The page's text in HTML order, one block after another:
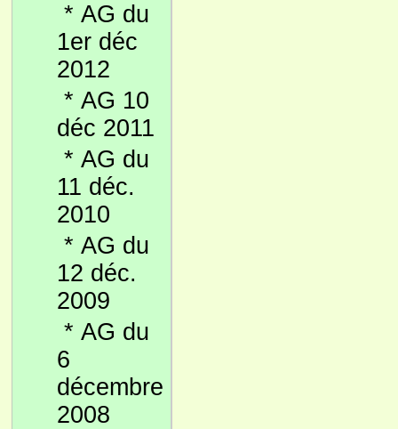
* AG du
1er déc
2012
* AG 10
déc 2011
* AG du
11 déc.
2010
* AG du
12 déc.
2009
* AG du
6
décembre
2008